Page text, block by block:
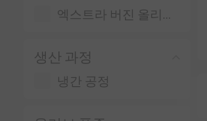
엑스트라 버진 올리브 오일
생산 과정
냉간 공정